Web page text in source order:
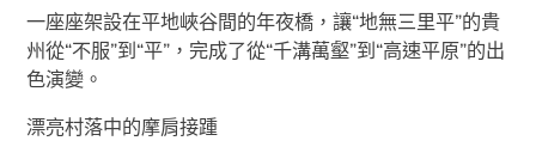
一座座架設在平地峽谷間的年夜橋，讓“地無三里平”的貴
州從“不服”到“平”，完成了從“千溝萬壑”到“高速平原”的出
色演變。
漂亮村落中的摩肩接踵